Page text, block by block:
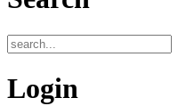
Login